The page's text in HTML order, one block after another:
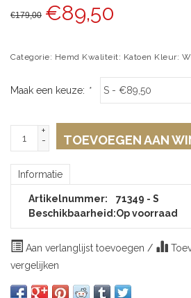
€179,00 €89,50
Categorie: Hemd Kwaliteit: Katoen Kleur:
Maak een keuze: *
+
-
TOEVOEGEN AAN
Informatie
Artikelnummer:
71349 - S
Beschikbaarheid:Op voorraad
Aan verlanglijst toevoegen /
vergelijken